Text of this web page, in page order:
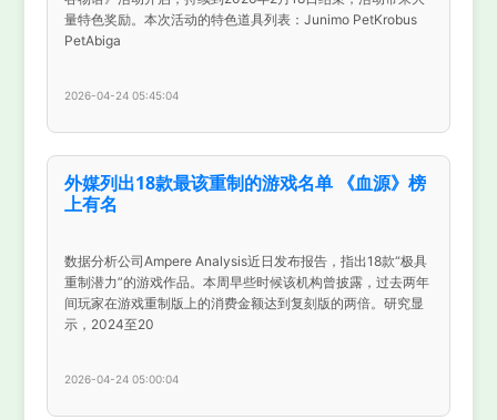
量特色奖励。本次活动的特色道具列表：Junimo PetKrobus
PetAbiga
2026-04-24 05:45:04
外媒列出18款最该重制的游戏名单 《血源》榜
上有名
数据分析公司Ampere Analysis近日发布报告，指出18款“极具
重制潜力”的游戏作品。本周早些时候该机构曾披露，过去两年
间玩家在游戏重制版上的消费金额达到复刻版的两倍。研究显
示，2024至20
2026-04-24 05:00:04